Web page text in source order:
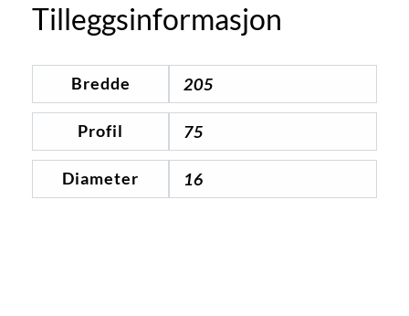
Tilleggsinformasjon
Bredde 205
Profil 75
Diameter 16